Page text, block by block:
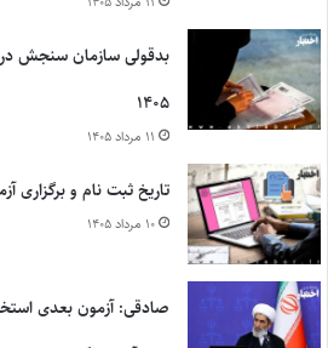
بدقولی سازمان سنجش در
۱۴۰۵
۱۱ مرداد ۱۴۰۵
تاریخ ثبت نام و برگزاری
۱۰ مرداد ۱۴۰۵
صادقی: آزمون بعدی